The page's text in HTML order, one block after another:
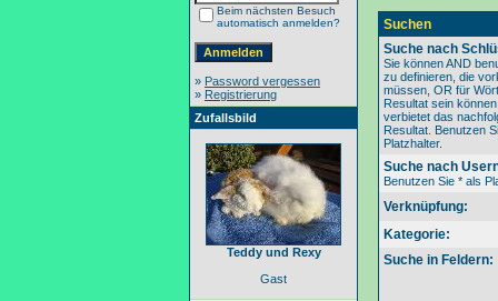
Beim nächsten Besuch
automatisch anmelden?
» Password vergessen
» Registrierung
Zufallsbild
Teddy und Rexy
Gast
Suchen
Suche nach
Sie können AND
zu definieren, die
müssen, OR für
Resultat sein
verbietet das
Resultat. Benutzen
Platzhalter.
Suche nach
Benutzen Sie * als
Verknüpfung:
Kategorie:
Suche in Feldern: